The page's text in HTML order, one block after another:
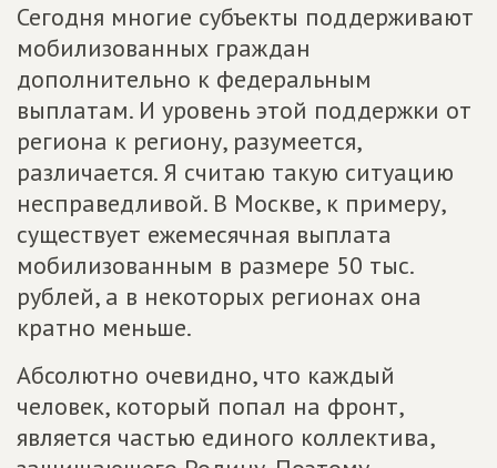
Сегодня многие субъекты поддерживают
мобилизованных граждан
дополнительно к федеральным
выплатам. И уровень этой поддержки от
региона к региону, разумеется,
различается. Я считаю такую ситуацию
несправедливой. В Москве, к примеру,
существует ежемесячная выплата
мобилизованным в размере 50 тыс.
рублей, а в некоторых регионах она
кратно меньше.
Абсолютно очевидно, что каждый
человек, который попал на фронт,
является частью единого коллектива,